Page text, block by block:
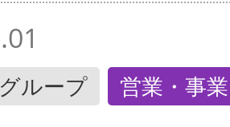
ループ 営業・事